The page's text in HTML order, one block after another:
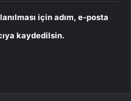
için adım, e-posta
kaydedilsin.